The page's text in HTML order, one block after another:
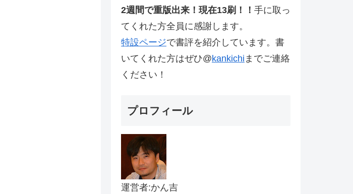
2週間で重版出来！現在13刷！！ 手に取っ
てくれた方全員に感謝します。
特設ページで書評を紹介しています。書
いてくれた方はぜひ@kankichi までご連絡
ください！
プロフィール
運営者:かん吉